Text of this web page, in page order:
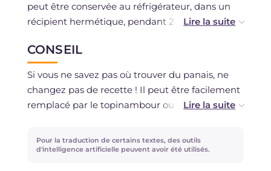
peut être conservée au réfrigérateur, dans un
récipient hermétique, pendant 2 jours
utilisé des ingrédients frais.
CONSEIL
Si vous ne savez pas où trouver du panais, ne
changez pas de recette ! Il peut être facilement
remplacé par le topinambour ou le céleri-rave,
Alternativement, vous pouvez augmenter la
quantité de pommes de terre, mais dans ce cas,
Pour la traduction de certains textes, des outils
d'intelligence artificielle peuvent avoir été utilisés.